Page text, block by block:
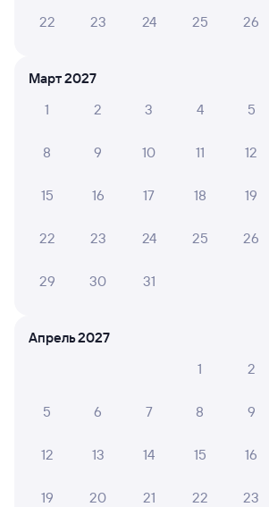
22 23 24 25 26
Март 2027
1
2 3 4 5
8 9 10 11 12
15 16 17 18 19
22 23 24 25 26
29 30 31
Апрель 2027
1
2
5 6 7 8 9
12 13 14 15 16
19 20 21 22 23